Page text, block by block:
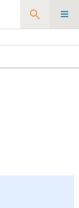
Sök